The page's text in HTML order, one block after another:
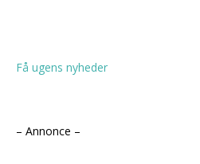
Få ugens nyheder
– Annonce –